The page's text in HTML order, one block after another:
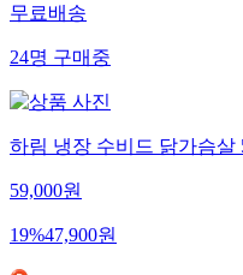
무료배송
24명구매중
하림 냉장 수비드 닭가슴살
59,000원
19%47,900원